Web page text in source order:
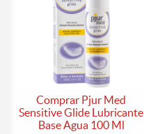
Comprar Pjur Med
Sensitive Glide Lubricante
Base Agua 100 Ml